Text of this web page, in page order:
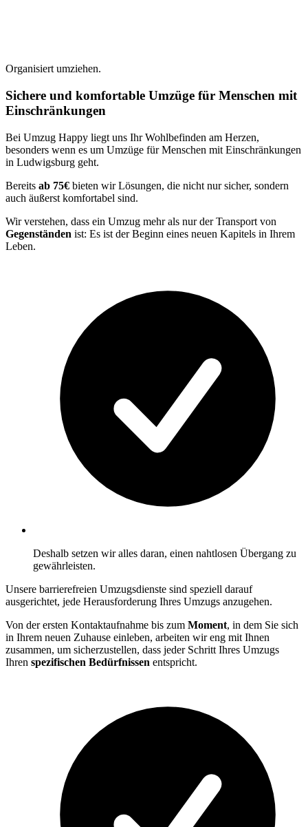
Organisiert umziehen.
Sichere und komfortable Umzüge für Menschen mit
Einschränkungen
Bei Umzug Happy liegt uns Ihr Wohlbefinden am Herzen,
besonders wenn es um Umzüge für Menschen mit Einschränkungen
in Ludwigsburg geht.
Bereits ab 75€ bieten wir Lösungen, die nicht nur sicher, sondern
auch äußerst komfortabel sind.
Wir verstehen, dass ein Umzug mehr als nur der Transport von
Gegenständen ist: Es ist der Beginn eines neuen Kapitels in Ihrem
Leben.
Deshalb setzen wir alles daran, einen nahtlosen Übergang zu
gewährleisten.
Unsere barrierefreien Umzugsdienste sind speziell darauf
ausgerichtet, jede Herausforderung Ihres Umzugs anzugehen.
Von der ersten Kontaktaufnahme bis zum Moment, in dem Sie sich
in Ihrem neuen Zuhause einleben, arbeiten wir eng mit Ihnen
zusammen, um sicherzustellen, dass jeder Schritt Ihres Umzugs
Ihren spezifischen Bedürfnissen entspricht.